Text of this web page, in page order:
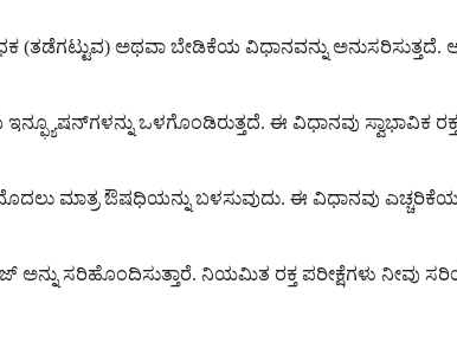
ಅಥವಾ ಬೇಡಿಕೆಯ ವಿಧಾನವನ್ನು ಅನುಸರಿಸುತ್ತದೆ.
ಒಳಗೊಂಡಿರುತ್ತದೆ. ಈ ವಿಧಾನವು ಸ್ವಾಭಾವಿಕ
ಮಾತ್ರ ಔಷಧಿಯನ್ನು ಬಳಸುವುದು. ಈ ವಿಧಾನವು ಎಚ್ಚರಿಕೆಯ
ಅನ್ನು ಸರಿಹೊಂದಿಸುತ್ತಾರೆ. ನಿಯಮಿತ ರಕ್ತ ಪರೀಕ್ಷೆಗಳು